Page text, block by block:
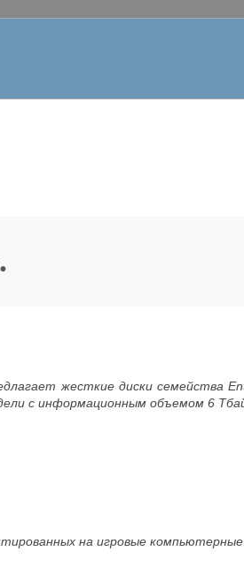
.
жесткие диски семейства
с информационным объемом 6
на игровые